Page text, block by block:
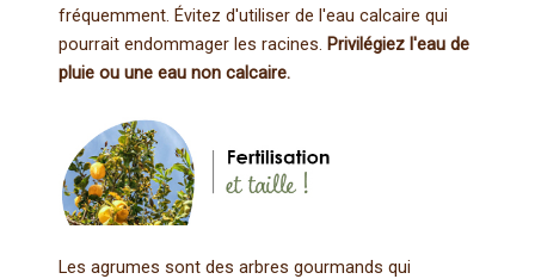
fréquemment. Évitez d'utiliser de l'eau calcaire qui
pourrait endommager les racines. Privilégiez l'eau de
pluie ou une eau non calcaire.
Les agrumes sont des arbres gourmands qui